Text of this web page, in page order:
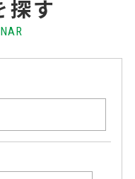
探す